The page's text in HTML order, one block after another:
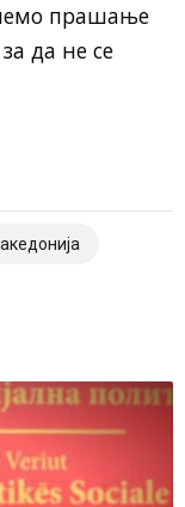
прашање
да не се